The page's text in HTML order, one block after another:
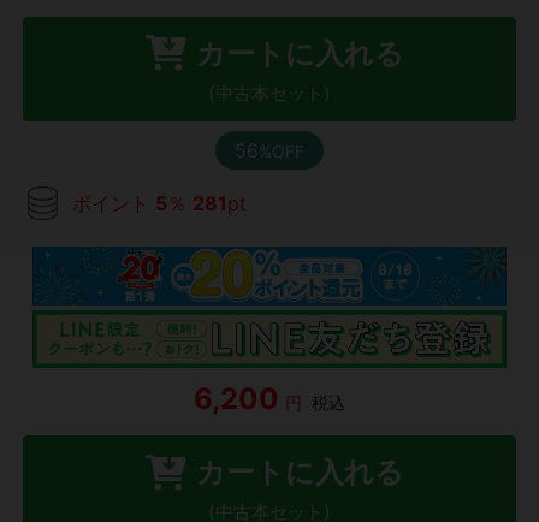
カートに入れる
(中古本セット)
56%OFF
ポイント 5 ％ 281pt
6,200 円 税込
カートに入れる
(中古本セット)